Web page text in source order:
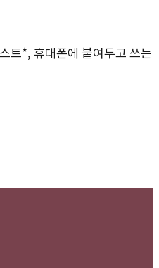
트*, 휴대폰에 붙여두고 쓰는